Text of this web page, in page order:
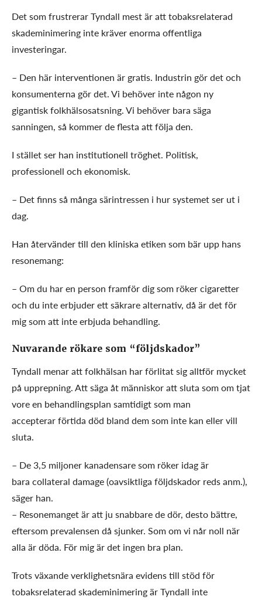
Det som frustrerar Tyndall mest är att tobaksrelaterad
skademinimering inte kräver enorma offentliga
investeringar.
– Den här interventionen är gratis. Industrin gör det och
konsumenterna gör det. Vi behöver inte någon ny
gigantisk folkhälsosatsning. Vi behöver bara säga
sanningen, så kommer de flesta att följa den.
I stället ser han institutionell tröghet. Politisk,
professionell och ekonomisk.
– Det finns så många särintressen i hur systemet ser ut i
dag.
Han återvänder till den kliniska etiken som bär upp hans
resonemang:
– Om du har en person framför dig som röker cigaretter
och du inte erbjuder ett säkrare alternativ, då är det för
mig som att inte erbjuda behandling.
Nuvarande rökare som “följdskador”
Tyndall menar att folkhälsan har förlitat sig alltför mycket
på upprepning. Att säga åt människor att sluta som om tjat
vore en behandlingsplan samtidigt som man
accepterar förtida död bland dem som inte kan eller vill
sluta.
– De 3,5 miljoner kanadensare som röker idag är
bara collateral damage (oavsiktliga följdskador reds anm.),
säger han.
– Resonemanget är att ju snabbare de dör, desto bättre,
eftersom prevalensen då sjunker. Som om vi når noll när
alla är döda. För mig är det ingen bra plan.
Trots växande verklighetsnära evidens till stöd för
tobaksrelaterad skademinimering är Tyndall inte